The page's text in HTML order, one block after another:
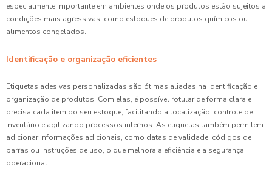
especialmente importante em ambientes onde os produtos estão sujeitos a
condições mais agressivas, como estoques de produtos químicos ou
alimentos congelados.
Identificação e organização eficientes
Etiquetas adesivas personalizadas são ótimas aliadas na identificação e
organização de produtos. Com elas, é possível rotular de forma clara e
precisa cada item do seu estoque, facilitando a localização, controle de
inventário e agilizando processos internos. As etiquetas também permitem
adicionar informações adicionais, como datas de validade, códigos de
barras ou instruções de uso, o que melhora a eficiência e a segurança
operacional.